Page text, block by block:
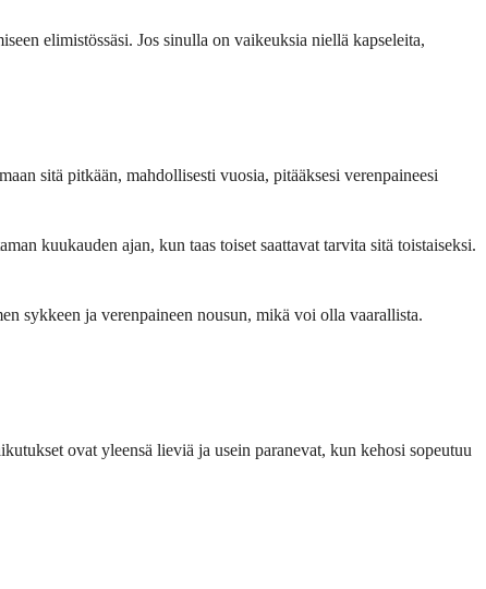
elimistössäsi. Jos sinulla on vaikeuksia niellä kapseleita,
sitä pitkään, mahdollisesti vuosia, pitääksesi verenpaineesi
kuukauden ajan, kun taas toiset saattavat tarvita sitä toistaiseksi.
sykkeen ja verenpaineen nousun, mikä voi olla vaarallista.
ovat yleensä lieviä ja usein paranevat, kun kehosi sopeutuu